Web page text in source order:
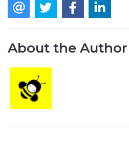
About the Author